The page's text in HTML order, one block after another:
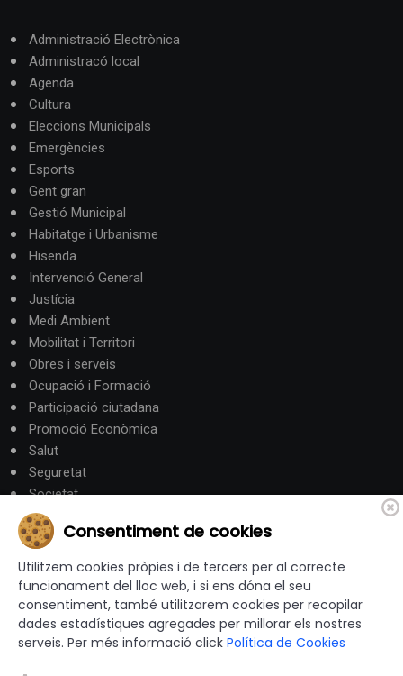
Administració Electrònica
Administracó local
Agenda
Cultura
Eleccions Municipals
Emergències
Esports
Gent gran
Gestió Municipal
Habitatge i Urbanisme
Hisenda
Intervenció General
Justícia
Medi Ambient
Mobilitat i Territori
Obres i serveis
Ocupació i Formació
Participació ciutadana
Promoció Econòmica
Salut
Seguretat
Societat
Turisme
Altres Canals
canalandorra.ad
Consentiment de cookies
Utilitzem cookies pròpies i de tercers per al correcte
funcionament del lloc web, i si ens dóna el seu
consentiment, també utilitzarem cookies per recopilar
dades estadístiques agregades per millorar els nostres
serveis. Per més informació click Política de Cookies